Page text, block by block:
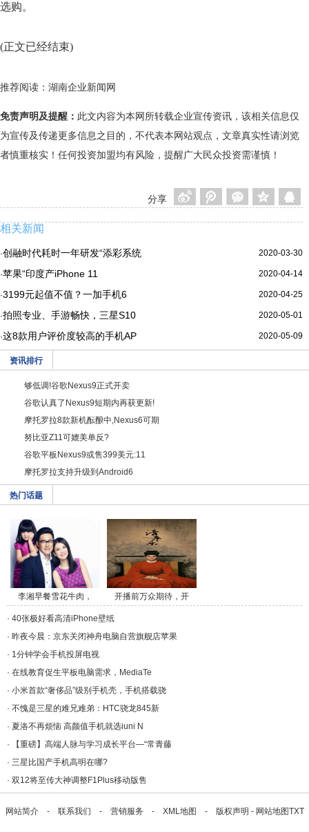
选购。
(正文已经结束)
推荐阅读： 湖南企业新闻网
免责声明及提醒： 此文内容为本网所转载企业宣传资讯，该相关信息仅
为宣传及传递更多信息之目的，不代表本网站观点，文章真实性请浏览
者慎重核实！任何投资加盟均有风险，提醒广大民众投资需谨慎！
分享
相关新闻
2020-03-30
·创融时代耗时一年研发“添彩系统
2020-04-14
·苹果“印度产iPhone 11
2020-04-25
·3199元起值不值？一加手机6
2020-05-01
·拍照专业、手游畅快，三星S10
2020-05-09
·这8款用户评价度较高的手机AP
资讯排行
够低调!谷歌Nexus9正式开卖
谷歌认真了Nexus9短期内再获更新!
摩托罗拉8款新机酝酿中,Nexus6可期
努比亚Z11可媲美单反?
谷歌平板Nexus9或售399美元:11
摩托罗拉支持升级到Android6
热门话题
李湘早餐雪花牛肉，
午/a>
开播前万众期待，开
· 40张极好看高清iPhone壁纸
· 昨夜今晨：京东关闭神舟电脑自营旗舰店苹果
· 1分钟学会手机投屏电视
· 在线教育促生平板电脑需求，MediaTe
· 小米首款“奢侈品”级别手机壳，手机搭载骁
· 不愧是三星的难兄难弟：HTC骁龙845新
· 夏洛不再烦恼 高颜值手机就选iuni N
·
【重磅】高端人脉与学习成长平台—“常青藤
· 三星比国产手机高明在哪?
· 双12将至传大神调整F1Plus移动版售
网站简介- 联系我们 - 营销服务 - XML地图 - 版权声明 - 网站地图TXT